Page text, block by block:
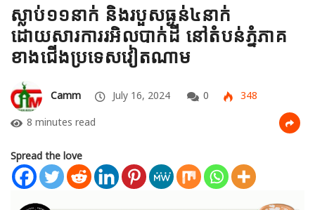
ស្លាប់១១នាក់ និងរបួសធ្ងន់៤នាក់
ដោយសារការរអិលបាក់ដី នៅតំបន់ភ្នំភាគ
ខាងជើងប្រទេសវៀតណាម
Camm July 16, 2024 0
348
8 minutes read
Spread the love